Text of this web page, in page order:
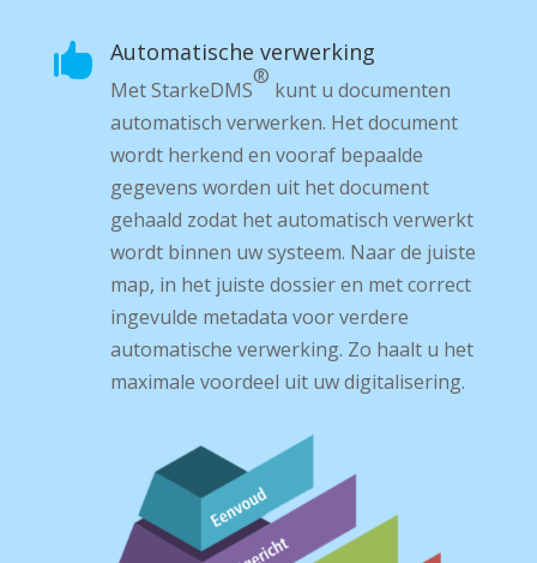
 Automatische verwerking
Met Starke­DMS
®
kunt u documenten
automatisch verwerken. Het document
wordt herkend en vooraf bepaalde
gegevens worden uit het document
gehaald zodat het automatisch verwerkt
wordt binnen uw systeem. Naar de juiste
map, in het juiste dossier en met correct
ingevulde metadata voor verdere
automatische verwerking. Zo haalt u het
maximale voordeel uit uw digitalisering.